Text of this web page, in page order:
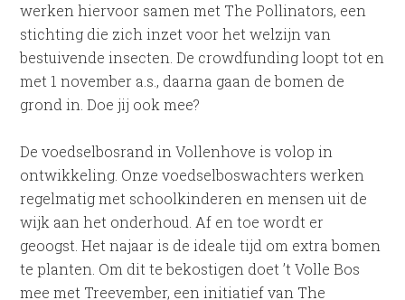
werken hiervoor samen met The Pollinators, een
stichting die zich inzet voor het welzijn van
bestuivende insecten. De crowdfunding loopt tot en
met 1 november a.s., daarna gaan de bomen de
grond in. Doe jij ook mee?
De voedselbosrand in Vollenhove is volop in
ontwikkeling. Onze voedselboswachters werken
regelmatig met schoolkinderen en mensen uit de
wijk aan het onderhoud. Af en toe wordt er
geoogst. Het najaar is de ideale tijd om extra bomen
te planten. Om dit te bekostigen doet ’t Volle Bos
mee met Treevember, een initiatief van The